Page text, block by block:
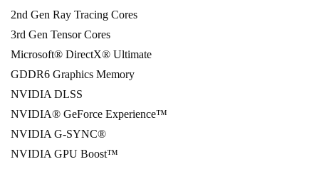
2nd Gen Ray Tracing Cores
3rd Gen Tensor Cores
Microsoft® DirectX® Ultimate
GDDR6 Graphics Memory
NVIDIA DLSS
NVIDIA® GeForce Experience™
NVIDIA G-SYNC®
NVIDIA GPU Boost™